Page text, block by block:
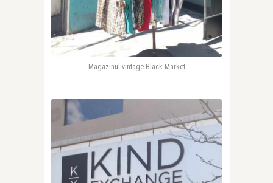
Magazinul vintage Black Market